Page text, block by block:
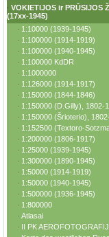
· VOKIETIJOS ir PRŪSIJOS
(17xx-1945)
· 1:10000 (1939-1945)
· 1:100000 (1914-1919)
· 1:100000 (1940-1945)
· 1:100000 KdDR
· 1:1000000
· 1:126000 (1914-1917)
· 1:150000 (1844-1846)
· 1:150000 (D.Gilly), 1802-
· 1:150000 (Šrioterio),
· 1:152500 (Textoro-
· 1:200000 (1806-1917)
· 1:25000 (1939-1945)
· 1:300000 (1890-1945)
· 1:50000 (1914-1919)
· 1:50000 (1940-1945)
· 1:500000 (1936-1945)
· 1:800000
· Atlasai
· II PK